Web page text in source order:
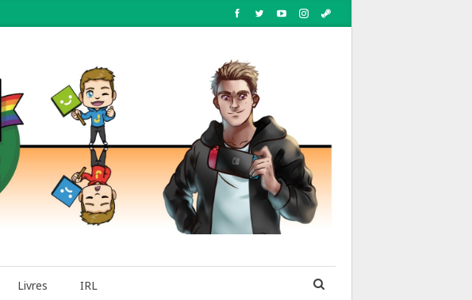
Livres IRL